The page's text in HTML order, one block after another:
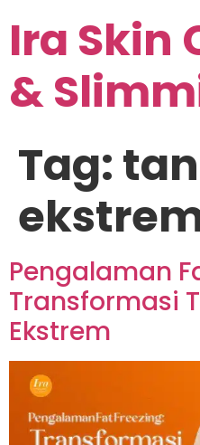
Ira Skin
&
Tag:
Pengalaman
Transformasi
Ekstrem